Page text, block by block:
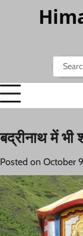
Search
for:
बद्रीनाथ में भी
Posted on October